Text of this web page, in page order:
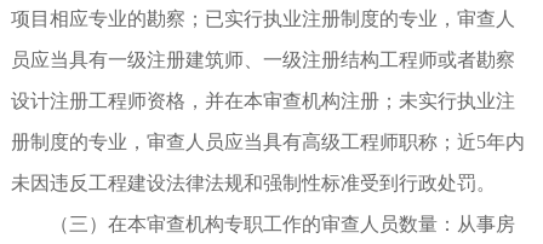
项目相应专业的勘察；已实行执业注册制度的专业，审查人
员应当具有一级注册建筑师、一级注册结构工程师或者勘察
设计注册工程师资格，并在本审查机构注册；未实行执业注
册制度的专业，审查人员应当具有高级工程师职称；近5年内
未因违反工程建设法律法规和强制性标准受到行政处罚。
（三）在本审查机构专职工作的审查人员数量：从事房